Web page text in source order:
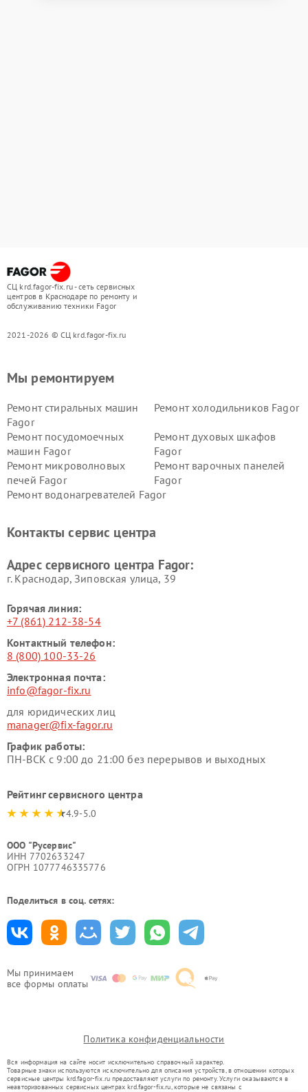
СЦ krd.fagor-fix.ru - сеть сервисных
центров в Краснодаре по ремонту и
обслуживанию техники Fagor
2021-2026 © СЦ krd.fagor-fix.ru
Мы принимаем
все формы оплаты
Мы ремонтируем
Ремонт стиральных машин
Fagor
Ремонт холодильников Fagor
Ремонт посудомоечных
машин Fagor
Ремонт духовых шкафов
Fagor
Ремонт микроволновых
печей Fagor
Ремонт варочных панелей
Fagor
Ремонт водонагревателей Fagor
Контакты сервис центра
Адрес сервисного центра Fagor:
г. Краснодар, Зиповская улица, 39
Горячая линия:
+7 (861) 212-38-54
Контактный телефон:
8 (800) 100-33-26
Электронная почта:
info@fagor-fix.ru
для юридических лиц
manager@fix-fagor.ru
График работы:
ПН-ВСК с 9:00 до 21:00 без перерывов и выходных
Рейтинг сервисного центра
4.9-5.0
ООО "Русервис"
ИНН 7702633247
ОГРН 1077746335776
Поделиться в соц. сетях:
Политика конфиденциальности
Вся информация на сайте носит исключительно справочный характер.
Товарные знаки используются исключительно для описания устройств, в отношении которых
сервисные центры krd.fagor-fix.ru предоставляют услуги по ремонту. Услуги оказываются в
неавторизованных сервисных центрах krd.fagor-fix.ru, которые не связаны с